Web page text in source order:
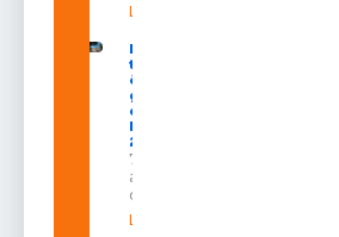
Leia mais »
Macapá
terá
ônibus
gratuitos
durante a
Expofeira
2026
7 de
agosto
de 2026
Leia mais